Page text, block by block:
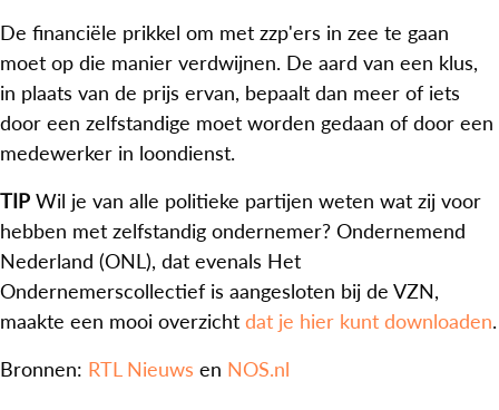
De financiële prikkel om met zzp'ers in zee te gaan
moet op die manier verdwijnen. De aard van een klus,
in plaats van de prijs ervan, bepaalt dan meer of iets
door een zelfstandige moet worden gedaan of door een
medewerker in loondienst.
TIP Wil je van alle politieke partijen weten wat zij voor
hebben met zelfstandig ondernemer? Ondernemend
Nederland (ONL), dat evenals Het
Ondernemerscollectief is aangesloten bij de VZN,
maakte een mooi overzicht dat je hier kunt downloaden.
Bronnen: RTL Nieuws en NOS.nl